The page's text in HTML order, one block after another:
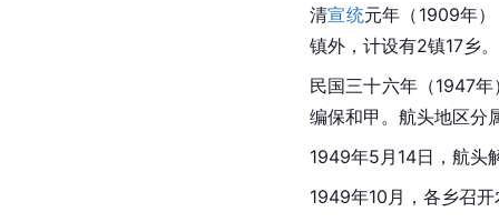
清宣统元年（1909年
镇外，计设有2镇17乡
民国三十六年（1947
编保和甲。航头地区分
1949年5月14日，航头
1949年10月，各乡召